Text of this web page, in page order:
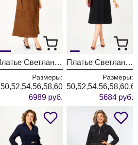
Платье Светлана-Стиль 2355 кэмел
Размеры:
50,52,54,56,58,60
6989 руб.
Платье Светлана-Стиль 2369 черный
Размеры:
5684 руб.